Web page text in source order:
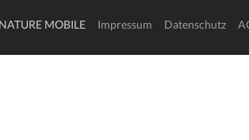
MOBILE Impressum Datenschutz